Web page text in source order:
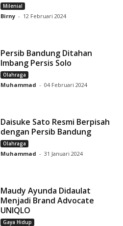
Milenial
Birny - 12 Februari 2024
Persib Bandung Ditahan
Imbang Persis Solo
Olahraga
Muhammad - 04 Februari 2024
Daisuke Sato Resmi Berpisah
dengan Persib Bandung
Olahraga
Muhammad - 31 Januari 2024
Maudy Ayunda Didaulat
Menjadi Brand Advocate
UNIQLO
Gaya Hidup